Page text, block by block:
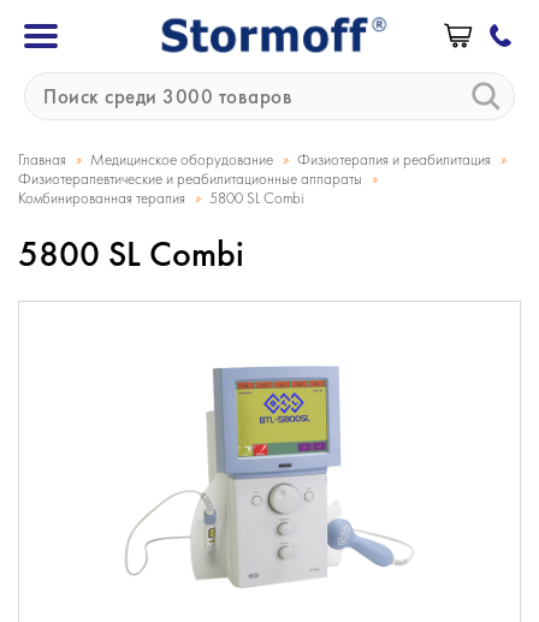
Главная » Медицинское оборудование » Физиотерапия и реабилитация »
Физиотерапевтические и реабилитационные аппараты »
Комбинированная терапия » 5800 SL Combi
5800 SL Combi